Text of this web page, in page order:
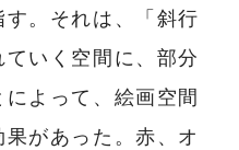
。それは、「斜行
いく空間に、部分
よって、絵画空間
があった。赤、オ